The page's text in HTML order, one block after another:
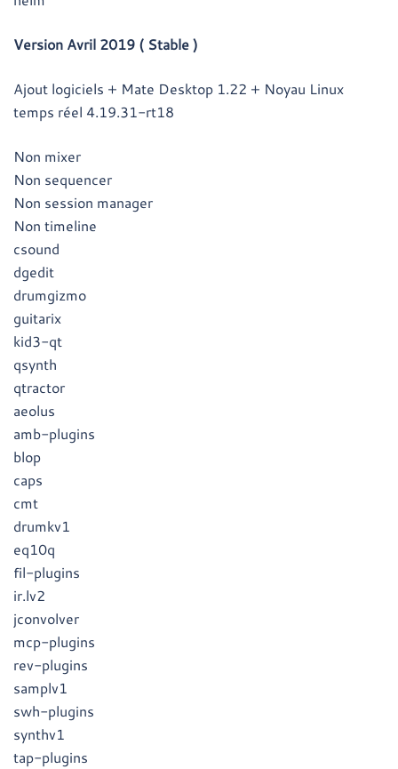
Version Avril 2019 ( Stable )
Ajout logiciels + Mate Desktop 1.22 + Noyau Linux
temps réel 4.19.31-rt18
Non mixer
Non sequencer
Non session manager
Non timeline
csound
dgedit
drumgizmo
guitarix
kid3-qt
qsynth
qtractor
aeolus
amb-plugins
blop
caps
cmt
drumkv1
eq10q
fil-plugins
ir.lv2
jconvolver
mcp-plugins
rev-plugins
samplv1
swh-plugins
synthv1
tap-plugins